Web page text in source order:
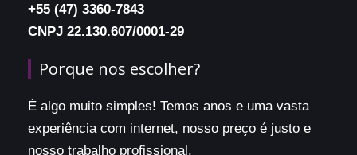
+55 (47) 3360-7843
CNPJ 22.130.607/0001-29
Porque nos escolher?
É algo muito simples! Temos anos e uma vasta
experiência com internet, nosso preço é justo e
nosso trabalho profissional.